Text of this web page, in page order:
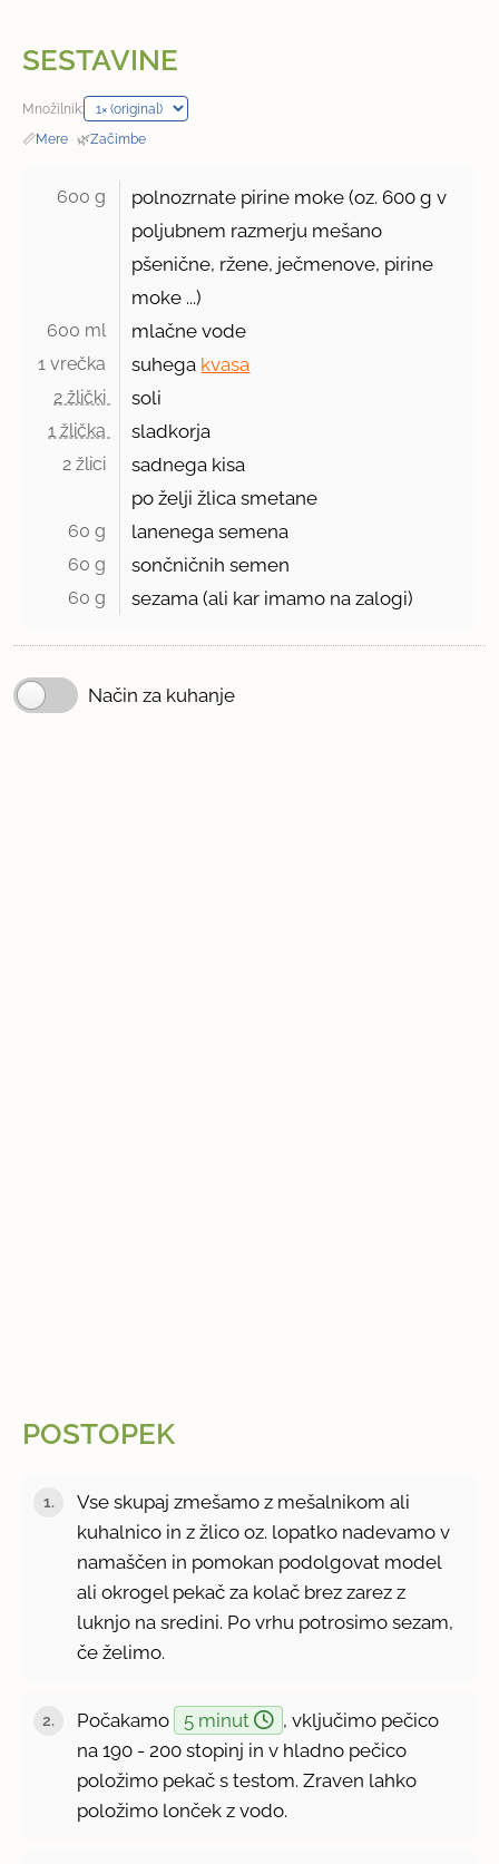
SESTAVINE
Množilnik:
📏Mere · 🌿Začimbe
600 g polnozrnate pirine moke (oz. 600 g v
poljubnem razmerju mešano
pšenične, ržene, ječmenove, pirine
moke ...)
600 ml mlačne vode
1 vrečka suhega kvasa
2 žlički soli
1 žlička sladkorja
2 žlici
sadnega kisa
po želji žlica smetane
60 g lanenega semena
60 g sončničnih semen
60 g sezama (ali kar imamo na zalogi)
Način za kuhanje
POSTOPEK
Vse skupaj zmešamo z mešalnikom ali
kuhalnico in z žlico oz. lopatko nadevamo v
namaščen in pomokan podolgovat model
ali okrogel pekač za kolač brez zarez z
luknjo na sredini. Po vrhu potrosimo sezam,
če želimo.
Počakamo 5 minut
, vključimo pečico
na 190 - 200 stopinj in v hladno pečico
položimo pekač s testom. Zraven lahko
položimo lonček z vodo.